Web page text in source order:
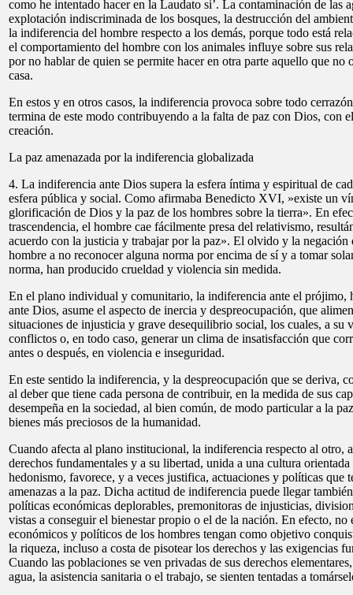
como he intentado hacer en la Laudato si’. La contaminación de las
explotación indiscriminada de los bosques, la destrucción del
la indiferencia del hombre respecto a los demás, porque todo está
el comportamiento del hombre con los animales influye sobre sus
por no hablar de quien se permite hacer en otra parte aquello que no
casa.
En estos y en otros casos, la indiferencia provoca sobre todo
termina de este modo contribuyendo a la falta de paz con Dios, con
creación.
La paz amenazada por la indiferencia globalizada
4. La indiferencia ante Dios supera la esfera íntima y espiritual de
esfera pública y social. Como afirmaba Benedicto XVI, »existe un
glorificación de Dios y la paz de los hombres sobre la tierra». En
trascendencia, el hombre cae fácilmente presa del relativismo,
acuerdo con la justicia y trabajar por la paz». El olvido y la negación
hombre a no reconocer alguna norma por encima de sí y a tomar
norma, han producido crueldad y violencia sin medida.
En el plano individual y comunitario, la indiferencia ante el prójimo,
ante Dios, asume el aspecto de inercia y despreocupación, que
situaciones de injusticia y grave desequilibrio social, los cuales, a su
conflictos o, en todo caso, generar un clima de insatisfacción que
antes o después, en violencia e inseguridad.
En este sentido la indiferencia, y la despreocupación que se deriva,
al deber que tiene cada persona de contribuir, en la medida de sus
desempeña en la sociedad, al bien común, de modo particular a la
bienes más preciosos de la humanidad.
Cuando afecta al plano institucional, la indiferencia respecto al otro,
derechos fundamentales y a su libertad, unida a una cultura
hedonismo, favorece, y a veces justifica, actuaciones y políticas que
amenazas a la paz. Dicha actitud de indiferencia puede llegar
políticas económicas deplorables, premonitoras de injusticias,
vistas a conseguir el bienestar propio o el de la nación. En efecto, no
económicos y políticos de los hombres tengan como objetivo
la riqueza, incluso a costa de pisotear los derechos y las exigencias
Cuando las poblaciones se ven privadas de sus derechos
agua, la asistencia sanitaria o el trabajo, se sienten tentadas a